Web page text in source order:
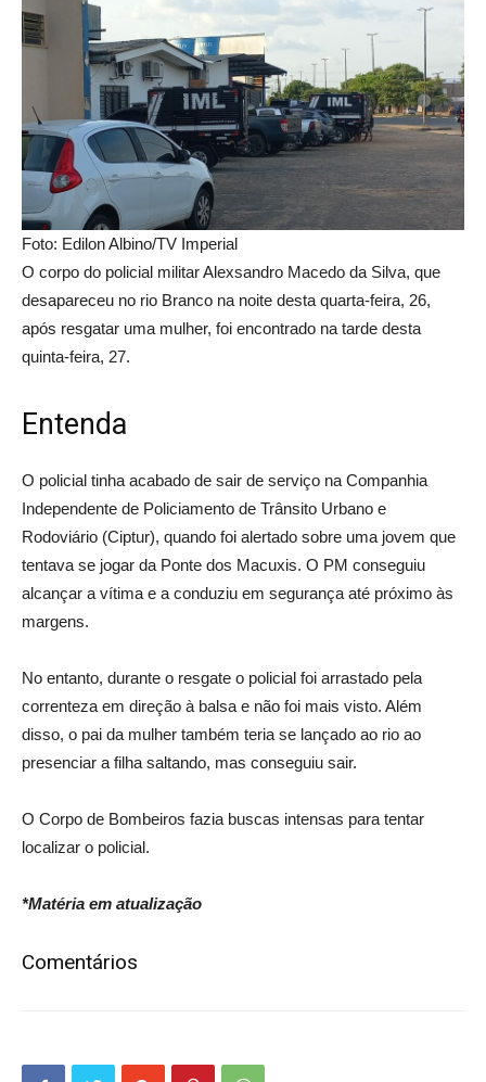
Foto: Edilon Albino/TV Imperial
O corpo do policial militar Alexsandro Macedo da Silva, que
desapareceu no rio Branco na noite desta quarta-feira, 26,
após resgatar uma mulher, foi encontrado na tarde desta
quinta-feira, 27.
Entenda
O policial tinha acabado de sair de serviço na Companhia
Independente de Policiamento de Trânsito Urbano e
Rodoviário (Ciptur), quando foi alertado sobre uma jovem que
tentava se jogar da Ponte dos Macuxis. O PM conseguiu
alcançar a vítima e a conduziu em segurança até próximo às
margens.
No entanto, durante o resgate o policial foi arrastado pela
correnteza em direção à balsa e não foi mais visto. Além
disso, o pai da mulher também teria se lançado ao rio ao
presenciar a filha saltando, mas conseguiu sair.
O Corpo de Bombeiros fazia buscas intensas para tentar
localizar o policial.
*Matéria em atualização
Comentários